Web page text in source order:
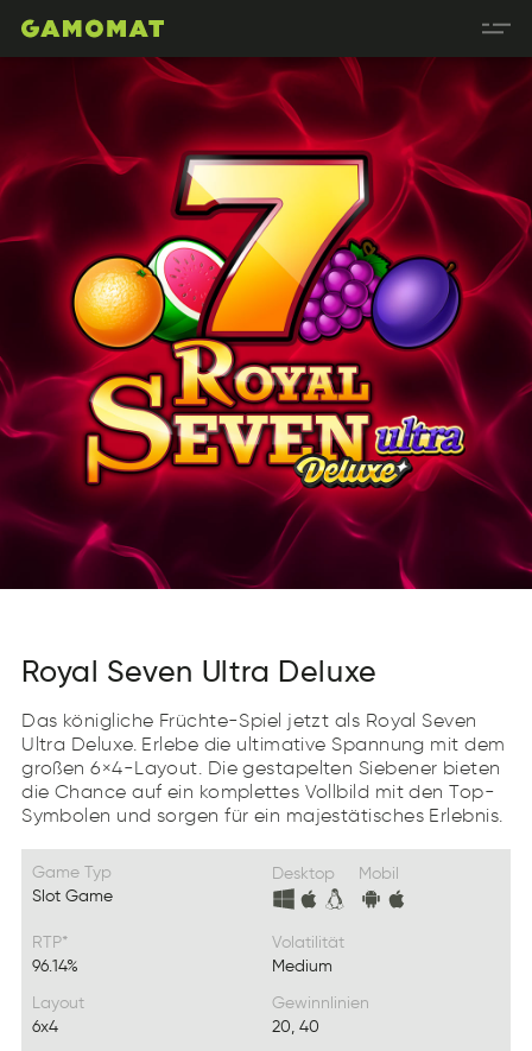
Royal Seven Ultra Deluxe
Das königliche Früchte-Spiel jetzt als Royal Seven
Ultra Deluxe. Erlebe die ultimative Spannung mit dem
großen 6×4-Layout. Die gestapelten Siebener bieten
die Chance auf ein komplettes Vollbild mit den Top-
Symbolen und sorgen für ein majestätisches Erlebnis.
Game Typ
Slot Game
Desktop Mobil
RTP*
96.14%
Volatilität
Medium
Layout
6x4
Gewinnlinien
20, 40